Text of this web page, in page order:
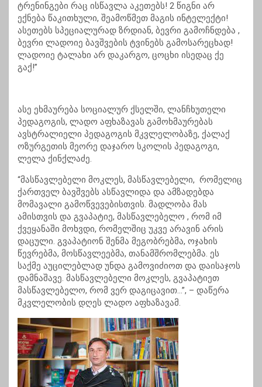
ტრენინგები რაც ისწავლა აკეთებს! 2 წიგნი არ
ექნება წაკითხული, შეამოწმეთ მაგის ინტელექტი!
ასეთებს სპეციალურად ზრდიან, ბევრი გამოჩნდება ,
ბევრი ლადოიე ბავშვების ტვინებს გამოსარეცხად!
ლადოიე ტალახი არ დაკარგო, ცოცხი ისედაც ქე
გაქ!”
ასე ეხმაურება სოციალურ ქსელში, ლანჩხუთელი
პედაგოგის, ლადო აფხაზავას გამოხმაურებას
ავსტრალიელი პედაგოგის მკვლელობაზე, ქალაქ
ოზურგეთის მეორე დაჯარო სკოლის პედაგოგი,
ლელა ქინქლაძე.
“მასწავლებელი მოკლეს, მასწავლებელი, რომელიც
ქართველ ბავშვებს ასწავლიდა და ამზადებდა
მომავალი გამოწვევებისთვის. მადლობა მას
ამისთვის და გვაპატიე, მასწავლებელო , რომ იმ
ქვეყანაში მოხვდი, რომელშიც უკვე არავინ არის
დაცული. გვაპატიონ შენმა მეგობრებმა, ოჯახის
წევრებმა, მოსწავლეებმა, თანამშრომლებმა. ეს
საქმე აუცილებლად უნდა გამოვიძიოთ და დაისაჯოს
დამნაშავე. მასწავლებელი მოკლეს, გვაპატიეთ
მასწავლებელო, რომ ვერ დაგიცავით…”, – დაწერა
მკვლელობის დღეს ლადო აფხაზავამ.